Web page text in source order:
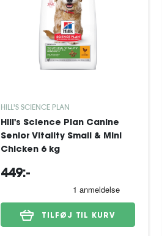
HILL'S SCIENCE PLAN
Hill's Science Plan Canine
Senior Vitality Small & Mini
Chicken 6 kg
449:-
TILFØJ TIL KURV